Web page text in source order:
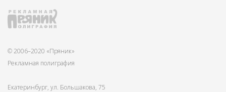
© 2006–2020 «Пряник»
Рекламная полиграфия
Екатеринбург, ул. Большакова, 75